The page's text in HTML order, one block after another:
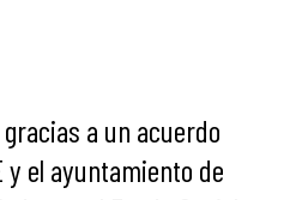
a un acuerdo
y el ayuntamiento de